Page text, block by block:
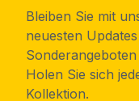
Bleiben Sie mit
neuesten
Holen Sie sich
Kollektion.